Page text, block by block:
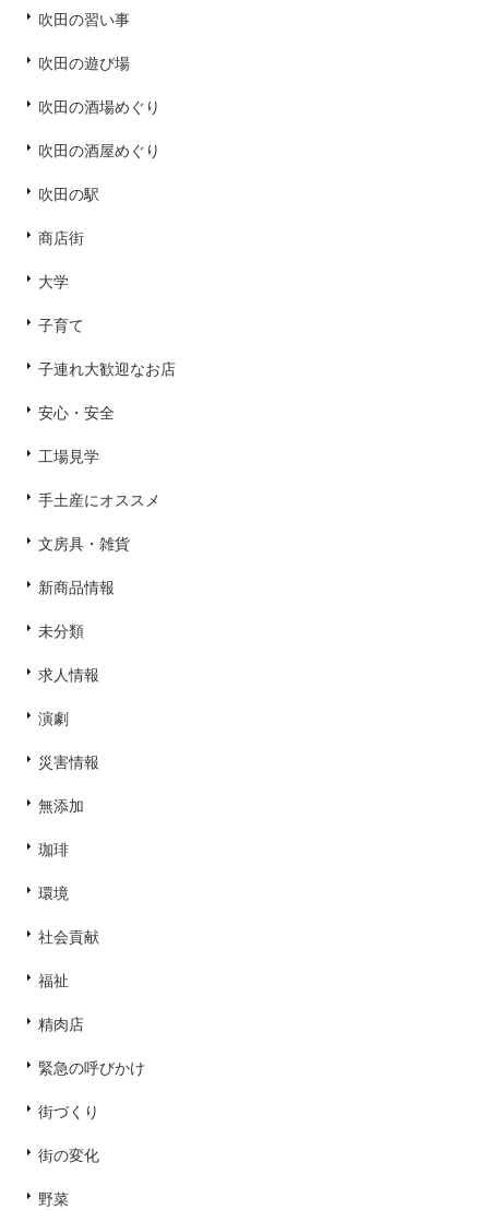
吹田の習い事
吹田の遊び場
吹田の酒場めぐり
吹田の酒屋めぐり
吹田の駅
商店街
大学
子育て
子連れ大歓迎なお店
安心・安全
工場見学
手土産にオススメ
文房具・雑貨
新商品情報
未分類
求人情報
演劇
災害情報
無添加
珈琲
環境
社会貢献
福祉
精肉店
緊急の呼びかけ
街づくり
街の変化
野菜